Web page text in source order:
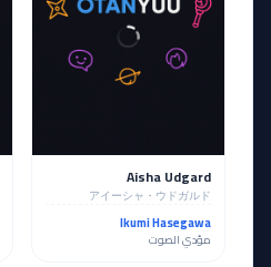
Aisha Udgard
アイーシャ・ウドガルド
Ikumi Hasegawa
مؤدي الصوت